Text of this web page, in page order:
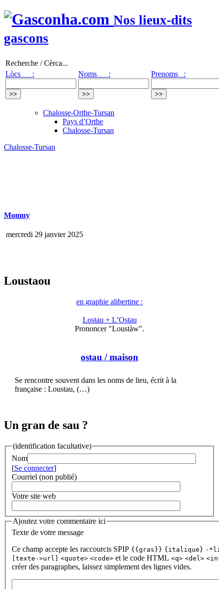
Nos lieux-dits
gascons
Recherche / Cèrca...
Lòcs :
Noms : Prenoms :
Chalosse-Orthe-Tursan
Pays d’Orthe
Chalosse-Tursan
Chalosse-Tursan
Momuy
mercredi 29 janvier 2025
Loustaou
en graphie alibertine :
Lostau + L’Ostau
Prononcer "Loustàw".
ostau / maison
Se rencontre souvent dans les noms de lieu, écrit à la
française : Loustau, (…)
Un gran de sau ?
(identification facultative)
Nom
[Se connecter]
Courriel (non publié)
Votre site web
Ajoutez votre commentaire ici
Texte de votre message
Ce champ accepte les raccourcis SPIP {{gras}} {italique} -
[texte->url]
<quote> <code> et le code HTML <q> <del>
créer des paragraphes, laissez simplement des lignes vides.